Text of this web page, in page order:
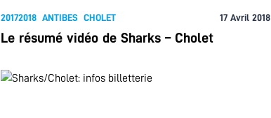
20172018 ANTIBES CHOLET 17 Avril 2018
Le résumé vidéo de Sharks – Cholet